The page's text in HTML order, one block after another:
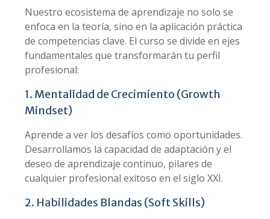
Nuestro ecosistema de aprendizaje no solo se
enfoca en la teoría, sino en la aplicación práctica
de competencias clave. El curso se divide en ejes
fundamentales que transformarán tu perfil
profesional:
1. Mentalidad de Crecimiento (Growth
Mindset)
Aprende a ver los desafíos como oportunidades.
Desarrollamos la capacidad de adaptación y el
deseo de aprendizaje continuo, pilares de
cualquier profesional exitoso en el siglo XXI.
2. Habilidades Blandas (Soft Skills)